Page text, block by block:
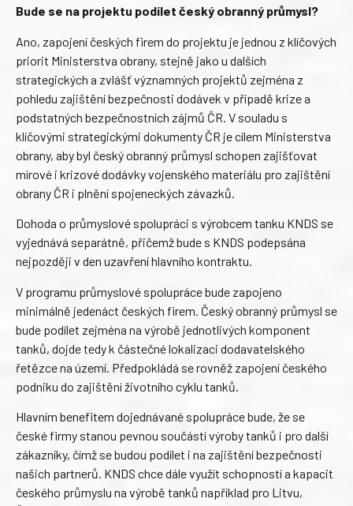
Bude se na projektu podílet český obranný průmysl?
Ano, zapojení českých firem do projektu je jednou z klíčových
priorit Ministerstva obrany, stejně jako u dalších
strategických a zvlášť významných projektů zejména z
pohledu zajištění bezpečnosti dodávek v případě krize a
podstatných bezpečnostních zájmů ČR. V souladu s
klíčovými strategickými dokumenty ČR je cílem Ministerstva
obrany, aby byl český obranný průmysl schopen zajišťovat
mírové i krizové dodávky vojenského materiálu pro zajištění
obrany ČR i plnění spojeneckých závazků.
Dohoda o průmyslové spolupráci s výrobcem tanku KNDS se
vyjednává separátně, přičemž bude s KNDS podepsána
nejpozději v den uzavření hlavního kontraktu.
V programu průmyslové spolupráce bude zapojeno
minimálně jedenáct českých firem. Český obranný průmysl se
bude podílet zejména na výrobě jednotlivých komponent
tanků, dojde tedy k částečné lokalizaci dodavatelského
řetězce na území. Předpokládá se rovněž zapojení českého
podniku do zajištění životního cyklu tanků.
Hlavním benefitem dojednávané spolupráce bude, že se
české firmy stanou pevnou součástí výroby tanků i pro další
zákazníky, čímž se budou podílet i na zajištění bezpečnosti
našich partnerů. KNDS chce dále využít schopností a kapacit
českého průmyslu na výrobě tanků například pro Litvu,